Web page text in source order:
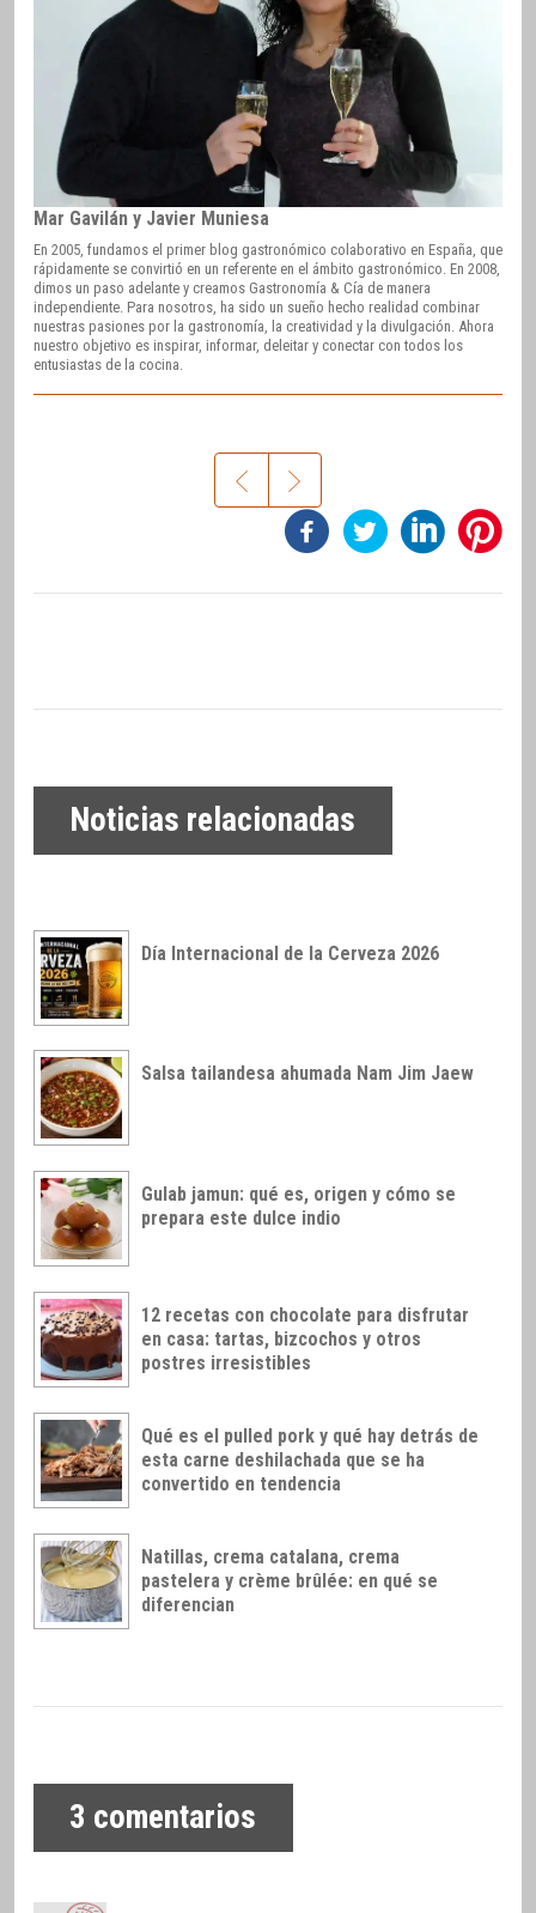
Mar Gavilán y Javier Muniesa
En 2005, fundamos el primer blog gastronómico colaborativo en España, que
rápidamente se convirtió en un referente en el ámbito gastronómico. En 2008,
dimos un paso adelante y creamos Gastronomía & Cía de manera
independiente. Para nosotros, ha sido un sueño hecho realidad combinar
nuestras pasiones por la gastronomía, la creatividad y la divulgación. Ahora
nuestro objetivo es inspirar, informar, deleitar y conectar con todos los
entusiastas de la cocina.
Noticias relacionadas
Día Internacional de la Cerveza 2026
Salsa tailandesa ahumada Nam Jim Jaew
Gulab jamun: qué es, origen y cómo se
prepara este dulce indio
12 recetas con chocolate para disfrutar
en casa: tartas, bizcochos y otros
postres irresistibles
Qué es el pulled pork y qué hay detrás de
esta carne deshilachada que se ha
convertido en tendencia
Natillas, crema catalana, crema
pastelera y crème brûlée: en qué se
diferencian
3 comentarios